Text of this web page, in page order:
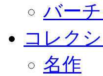
バー
コレク
名作